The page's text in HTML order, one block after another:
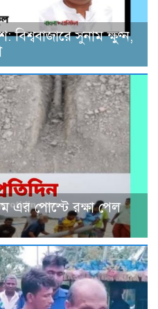
বিশ্ববাজারে সুনাম ক্ষুণ্ন,
এর পোস্টে রক্ষা পেল